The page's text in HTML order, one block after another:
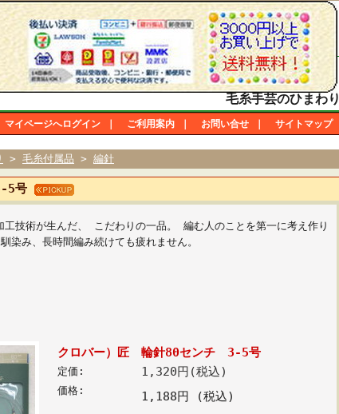
毛糸手芸のひまわり
マイページへログイン ご利用案内 お問い合せ サイトマップ
> 毛糸付属品 > 編針
5号
工技術が生んだ、 こだわりの一品。 編む人のことを第一に考え作り
染み、長時間編み続けても疲れません。
クロバー）匠 輪針80センチ 3-5号
定価: 1,320円(税込)
価格:
1,188円 (税込)